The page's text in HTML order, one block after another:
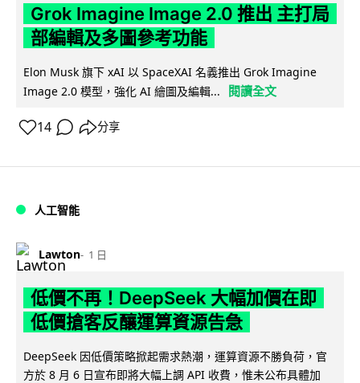
Grok Imagine Image 2.0 推出 主打局
部編輯及多圖參考功能
Elon Musk 旗下 xAI 以 SpaceXAI 名義推出 Grok Imagine
Image 2.0 模型，強化 AI 繪圖及編輯...
閱讀全文
14 分享
人工智能
Lawton 1 日
低價不再！DeepSeek 大幅加價在即
低價搶客反釀運算資源告急
DeepSeek 因低價策略掀起需求熱潮，運算資源不勝負荷，官
方於 8 月 6 日宣布即將大幅上調 API 收費，惟未公布具體加